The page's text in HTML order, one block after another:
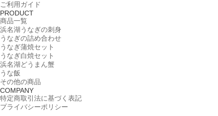
ご利用ガイド
PRODUCT
商品一覧
浜名湖うなぎの刺身
うなぎの詰め合わせ
うなぎ蒲焼セット
うなぎ白焼セット
浜名湖どうまん蟹
うな飯
その他の商品
COMPANY
特定商取引法に基づく表記
プライバシーポリシー